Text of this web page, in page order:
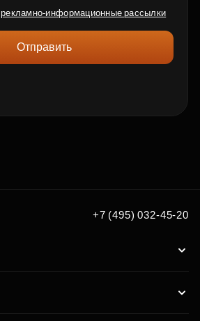
рекламно-информационные рассылки
Отправить
+7 (495) 032-45-20